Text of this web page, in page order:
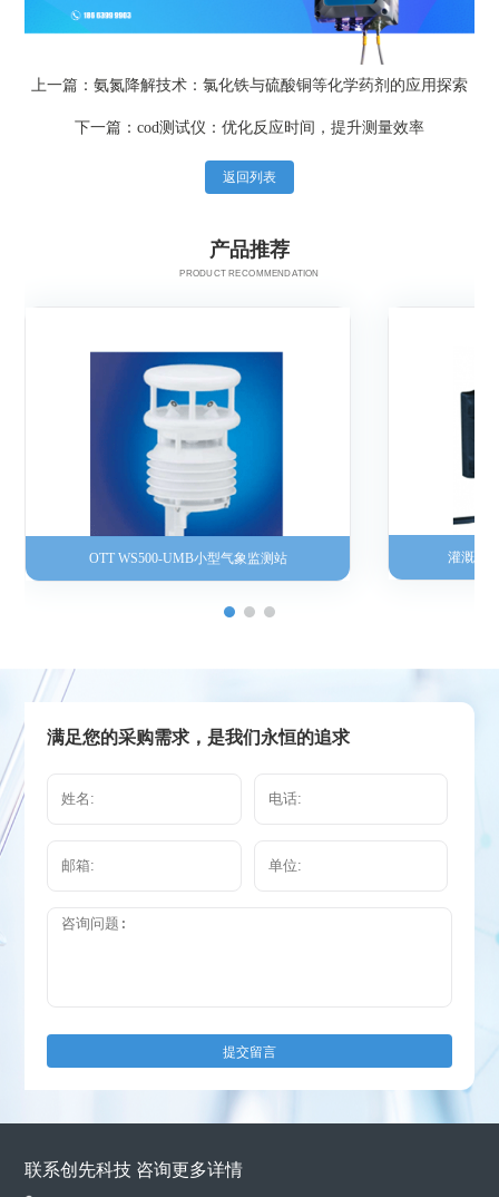
上一篇：氨氮降解技术：氯化铁与硫酸铜等化学药剂的应用探索
下一篇：cod测试仪：优化反应时间，提升测量效率
返回列表
产品推荐
PRODUCT RECOMMENDATION
OTT WS500-UMB小型气象监测站 灌溉流
满足您的采购需求，是我们永恒的追求
提交留言
联系创先科技 咨询更多详情